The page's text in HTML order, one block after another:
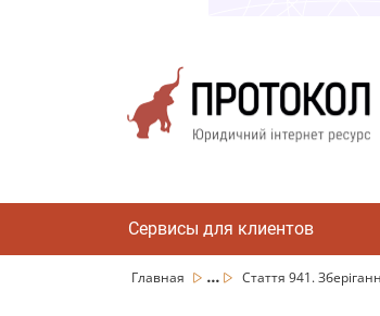
Сервисы для клиентов
Главная ... Стаття 941.